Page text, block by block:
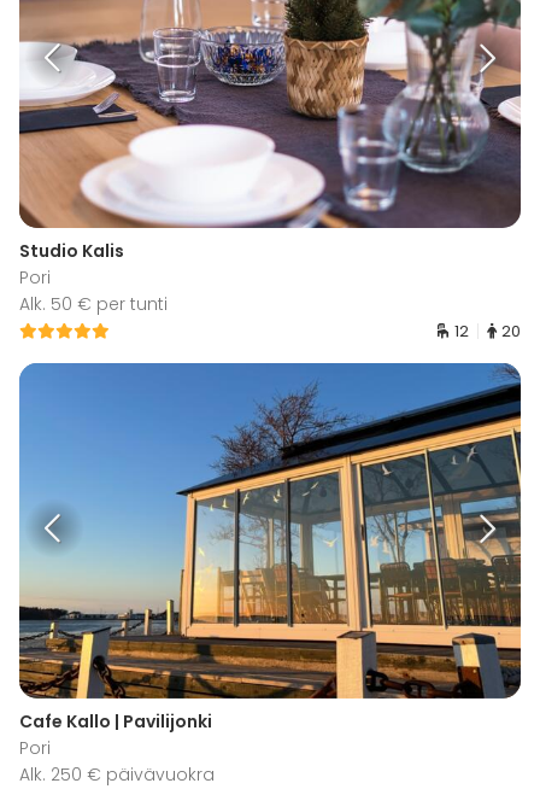
Studio Kalis
Pori
Alk. 50 € per tunti
12 20
Cafe Kallo | Pavilijonki
Pori
Alk. 250 € päivävuokra